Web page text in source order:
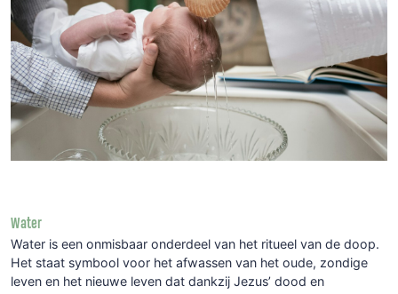
Water
Water is een onmisbaar onderdeel van het ritueel van de doop.
Het staat symbool voor het afwassen van het oude, zondige
leven en het nieuwe leven dat dankzij Jezus’ dood en